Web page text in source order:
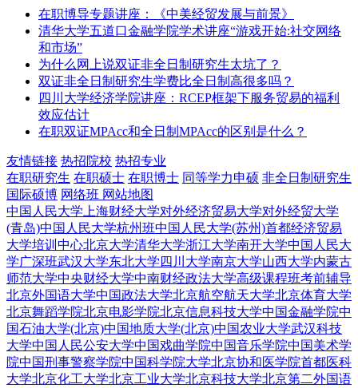
在职博导专题讲座：《中美经贸发展与前景》
清华大学五道口金融学院学术讲座“游戏开始:社交网络
和市场”
为什么网上说双证非全日制研究生太坑了？
双证非全日制研究生学费比全日制高很多吗？
四川大学经济学院讲座：RCEP框架下服务贸易的福利
效应估计
在职双证MPAcc和全日制MPAcc的区别是什么？
友情链接 热招院校 热招专业
在职研究生 在职硕士 在职博士 同等学力申硕 非全日制研究生
国际硕博 网络班 网站地图
中国人民大学 上海财经大学对外经济贸易大学对外经贸大学
(青岛)中国人民大学杭州班中国人民大学(苏州)首都经济贸易
大学培训中心北京大学清华大学浙江大学南开大学中国人民大
学广深班武汉大学东北大学 四川大学南京大学山西大学内蒙古
师范大学中央财经大学中南财经政法大学高级课程班考前辅导
北京外国语大学中国政法大学北京航空航天大学北京体育大学
北京舞蹈学院北京电影学院北京信息科技大学中国金融学院中
国石油大学(北京)中国地质大学(北京)中国农业大学武汉科技
大学中国人民公安大学中国戏曲学院中国音乐学院中国美术学
院中国刑事警察学院中国科学院大学北京协和医学院首都医科
大学北京化工大学北京工业大学北京科技大学北京第二外国语